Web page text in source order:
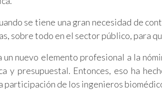
se tiene una gran necesidad de
sobre todo en el sector público, para
un nuevo elemento profesional a la
y presupuestal. Entonces, eso ha
participación de los ingenieros